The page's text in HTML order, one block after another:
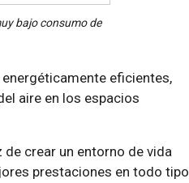
bajo consumo de
eficientes,
aire en los espacios
crear un entorno de vida
prestaciones en todo tipo